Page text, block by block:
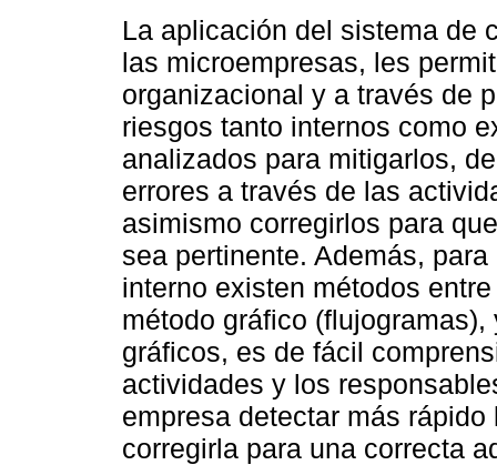
La aplicación del sistema de
las microempresas, les
organizacional y a través de
riesgos tanto internos como
analizados para mitigarlos,
errores a través de las
asimismo corregirlos para
sea pertinente. Además,
interno existen métodos
método gráfico
gráficos, es de fácil
actividades y los
empresa detectar más
corregirla para una correcta